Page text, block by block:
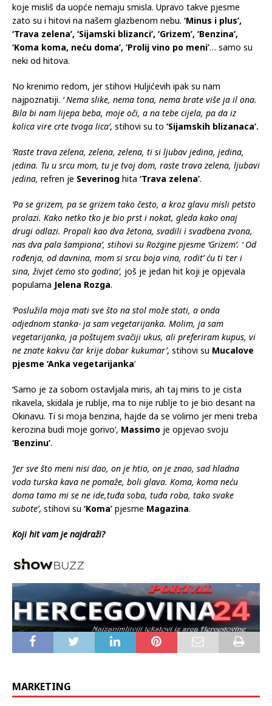
koje misliš da uopće nemaju smisla. Upravo takve pjesme
zato su i hitovi na našem glazbenom nebu. ‘Minus i plus’,
‘Trava zelena’, ‘Sijamski blizanci’, ‘Grizem’, ‘Benzina’,
‘Koma koma, neću doma’, ‘Prolij vino po meni’… samo su
neki od hitova.
No krenimo redom, jer stihovi Huljićevih ipak su nam
najpoznatiji. ‘ Nema slike, nema tona, nema brate više ja il ona.
Bila bi nam lijepa beba, moje oči, a na tebe cijela, pa da iz
kolica vire crte tvoga lica’, stihovi su to ‘Sijamskih blizanaca’.
‘Raste trava zelena, zelena, zelena, ti si ljubav jedina, jedina,
jedina. Tu u srcu mom, tu je tvoj dom, raste trava zelena, ljubavi
jedina, refren je Severinog hita ‘Trava zelena’.
‘Pa se grizem, pa se grizem tako često, a kroz glavu misli petsto
prolazi. Kako netko tko je bio prst i nokat, gleda kako onaj
drugi odlazi. Propali kao dva žetona, svadili i svadbena zvona,
nas dva pala šampiona’, stihovi su Rozgine pjesme ‘Grizem’. ‘ Od
rođenja, od davnina, mom si srcu boja vina, rodit’ ću ti ‘cer i
sina, živjet ćemo sto godina’, još je jedan hit koji je opjevala
popularna Jelena Rozga.
‘Poslužila moja mati sve što na stol može stati, a onda
odjednom stanka- ja sam vegetarijanka. Molim, ja sam
vegetarijanka, ja poštujem svačiji ukus, ali preferiram kupus, vi
ne znate kakvu čar krije dobar kukumar’, stihovi su Mucalove
pjesme ‘Anka vegetarijanka‘
‘Samo je za sobom ostavljala miris, ah taj miris to je cista
rikavela, skidala je rublje, ma to nije rublje to je bio desant na
Okinavu. Ti si moja benzina, hajde da se volimo jer meni treba
kerozina budi moje gorivo’, Massimo je opjevao svoju
‘Benzinu’.
‘Jer sve što meni nisi dao, on je htio, on je znao, sad hladna
voda turska kava ne pomaže, boli glava. Koma, koma neću
doma tamo mi se ne ide,tuđa soba, tuđa roba, tako svake
subote’, stihovi su ‘Koma’ pjesme Magazina.
Koji hit vam je najdraži?
MARKETING